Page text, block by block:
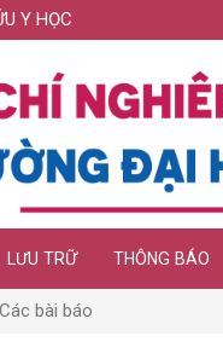
Y HỌC
LƯU TRỮ THÔNG BÁO
Các bài báo